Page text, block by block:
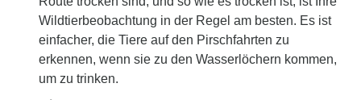
Wildtierbeobachtung in der Regel am besten. Es ist
einfacher, die Tiere auf den Pirschfahrten zu
erkennen, wenn sie zu den Wasserlöchern kommen,
um zu trinken.